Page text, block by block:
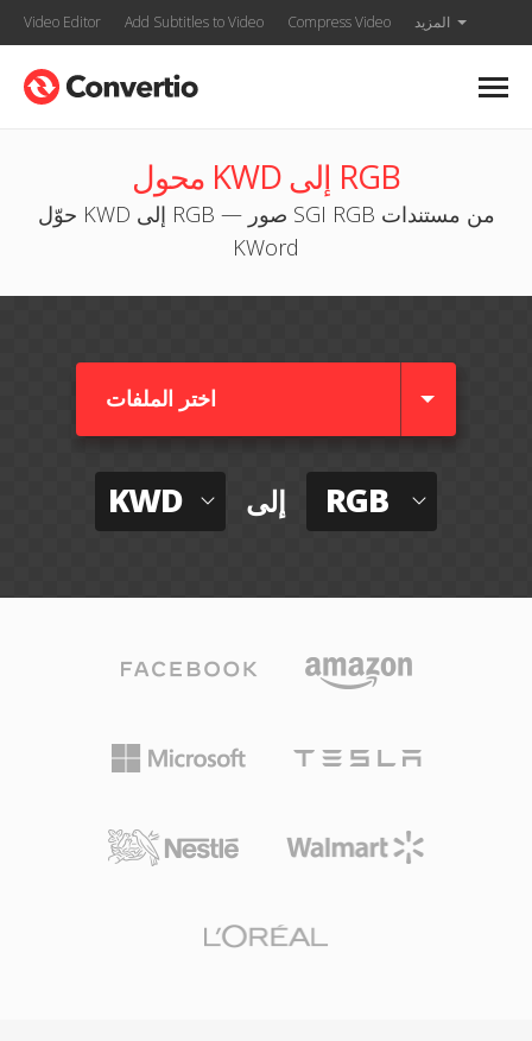
Video Editor Add Subtitles to Video Compress Video المزيد
محول KWD إلى RGB
حوّل KWD إلى RGB — صور SGI RGB من مستندات
KWord
اختر الملفات
KWD إلى RGB